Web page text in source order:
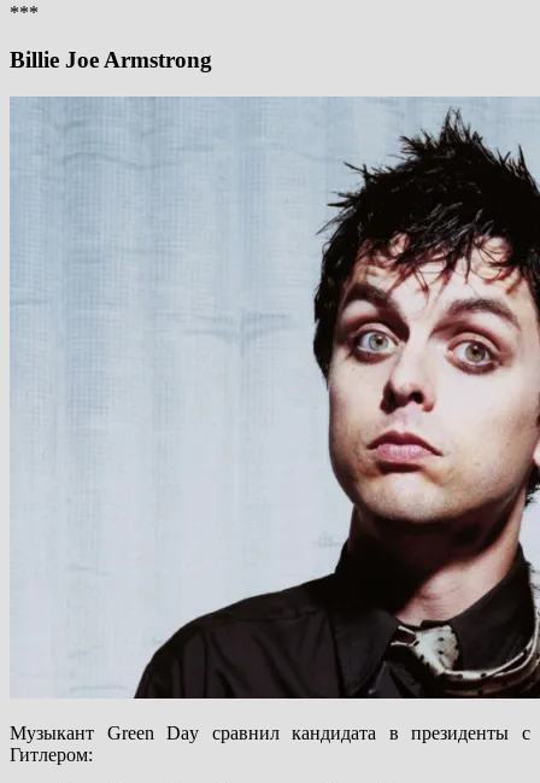
***
Billie Joe Armstrong
Музыкант Green Day сравнил кандидата в президенты с
Гитлером: